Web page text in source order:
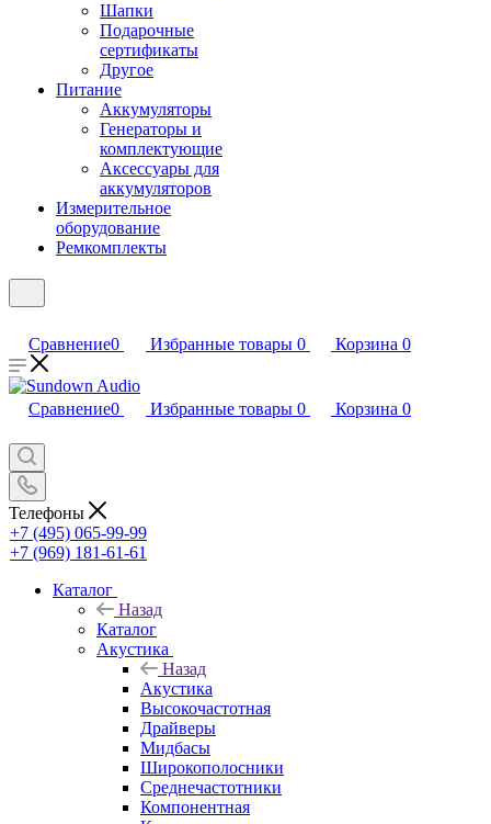
Шапки
Подарочные
сертификаты
Другое
Питание
Аккумуляторы
Генераторы и
комплектующие
Аксессуары для
аккумуляторов
Измерительное
оборудование
Ремкомплекты
Сравнение0 Избранные товары 0 Корзина 0
Сравнение0 Избранные товары 0 Корзина 0
Телефоны
+7 (495) 065-99-99
+7 (969) 181-61-61
Каталог
Назад
Каталог
Акустика
Назад
Акустика
Высокочастотная
Драйверы
Мидбасы
Широкополосники
Среднечастотники
Компонентная